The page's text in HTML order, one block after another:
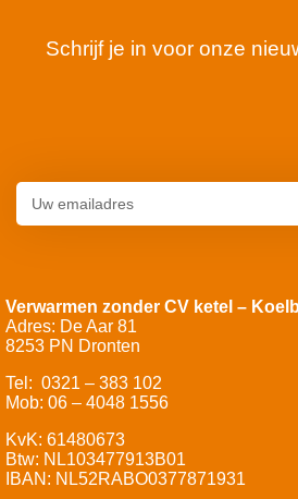
Schrijf je in voor onze
Verwarmen zonder CV ketel –
Adres: De Aar 81
8253 PN Dronten
Tel: 0321 – 383 102
Mob: 06 – 4048 1556
KvK: 61480673
Btw: NL103477913B01
IBAN: NL52RABO0377871931